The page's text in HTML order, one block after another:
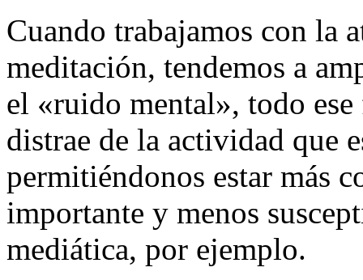
Cuando trabajamos con la
meditación, tendemos a
el «ruido mental», todo
distrae de la actividad que
permitiéndonos estar más
importante y menos
mediática, por ejemplo.